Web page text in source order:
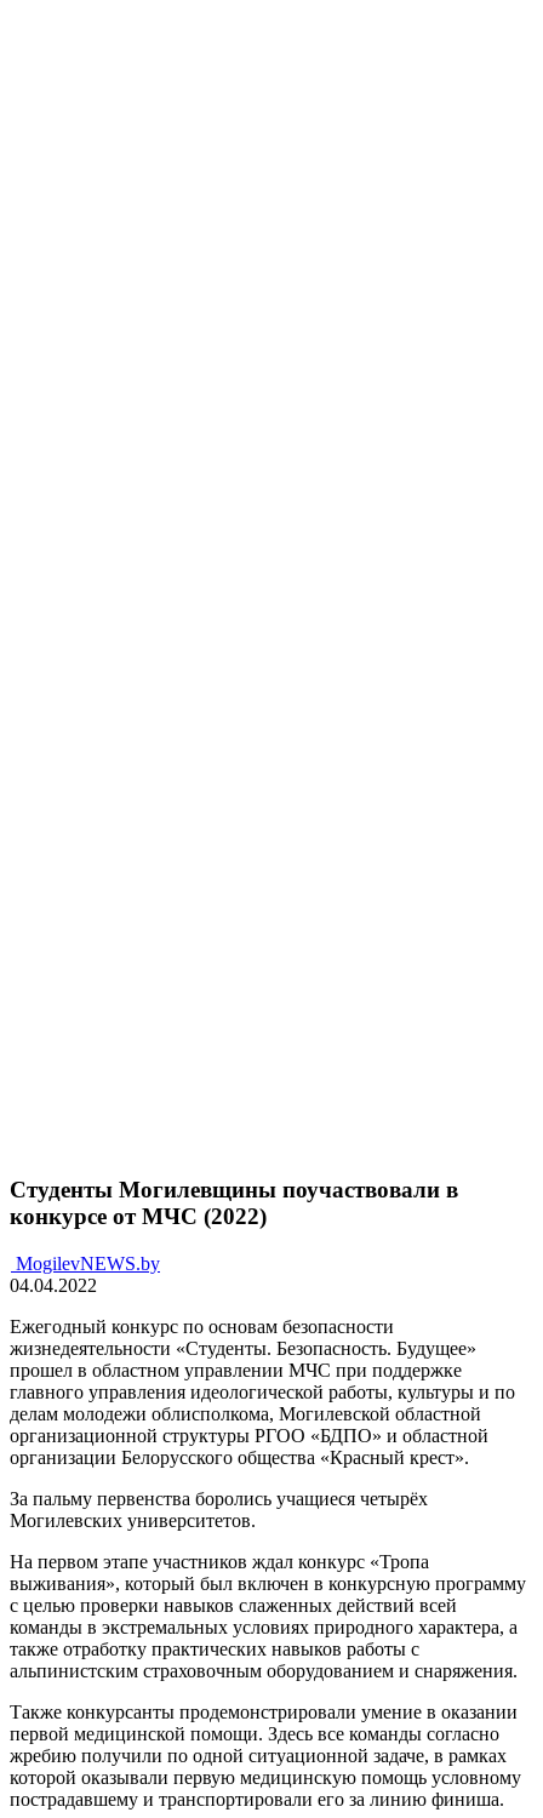
Студенты Могилевщины поучаствовали в
конкурсе от МЧС (2022)
MogilevNEWS.by
04.04.2022
Ежегодный конкурс по основам безопасности
жизнедеятельности «Студенты. Безопасность. Будущее»
прошел в областном управлении МЧС при поддержке
главного управления идеологической работы, культуры и по
делам молодежи облисполкома, Могилевской областной
организационной структуры РГОО «БДПО» и областной
организации Белорусского общества «Красный крест».
За пальму первенства боролись учащиеся четырёх
Могилевских университетов.
На первом этапе участников ждал конкурс «Тропа
выживания», который был включен в конкурсную программу
с целью проверки навыков слаженных действий всей
команды в экстремальных условиях природного характера, а
также отработку практических навыков работы с
альпинистским страховочным оборудованием и снаряжения.
Также конкурсанты продемонстрировали умение в оказании
первой медицинской помощи. Здесь все команды согласно
жребию получили по одной ситуационной задаче, в рамках
которой оказывали первую медицинскую помощь условному
пострадавшему и транспортировали его за линию финиша.